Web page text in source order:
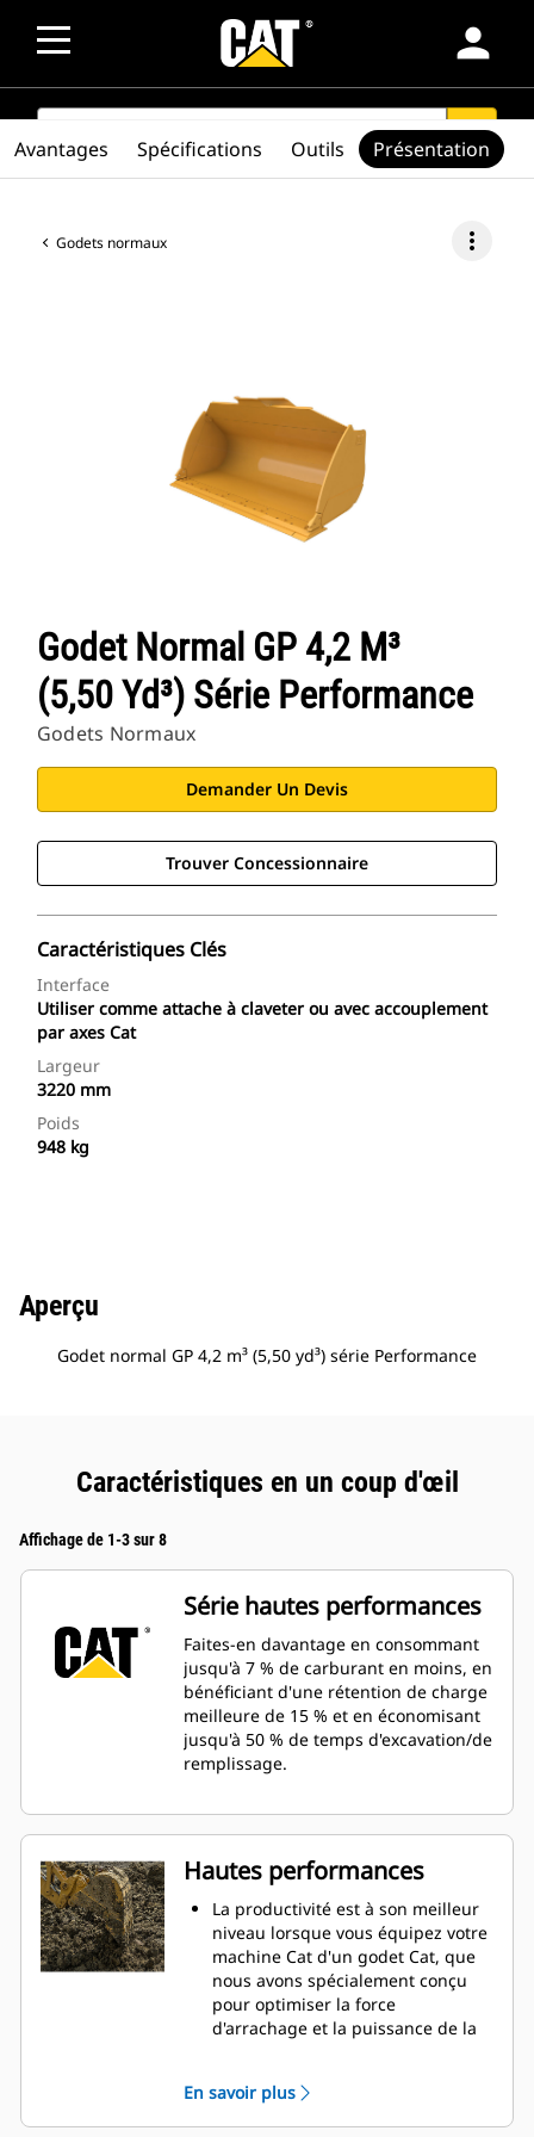
person
SEARCH search
Godets normaux more_vert
Godet Normal GP 4,2 M³
(5,50 Yd³) Série Performance
Godets Normaux
Demander Un Devis
Trouver Concessionnaire
Caractéristiques Clés
Interface
Utiliser comme attache à claveter ou avec accouplement
par axes Cat
Largeur
3220 mm
Poids
948 kg
Avantages Spécifications Outils Présentation
Aperçu
Godet normal GP 4,2 m³ (5,50 yd³) série Performance
Caractéristiques en un coup d'œil
Affichage de 1-3 sur 8
Série hautes performances
Faites-en davantage en consommant
jusqu'à 7 % de carburant en moins, en
bénéficiant d'une rétention de charge
meilleure de 15 % et en économisant
jusqu'à 50 % de temps d'excavation/de
remplissage.
Hautes performances
La productivité est à son meilleur
niveau lorsque vous équipez votre
machine Cat d'un godet Cat, que
nous avons spécialement conçu
pour optimiser la force
d'arrachage et la puissance de la
double améliore le flux des
matières dans le godet. Le
En savoir plus